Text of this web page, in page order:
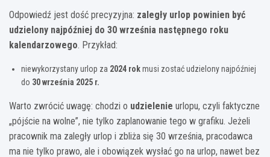
Odpowiedź jest dość precyzyjna: zaległy urlop powinien być
udzielony najpóźniej do 30 września następnego roku
kalendarzowego. Przykład:
niewykorzystany urlop za 2024 rokmusi zostać udzielony najpóźniej
do 30 września 2025 r.
Warto zwrócić uwagę: chodzi o udzielenie urlopu, czyli faktyczne
„pójście na wolne”, nie tylko zaplanowanie tego w grafiku. Jeżeli
pracownik ma zaległy urlop i zbliża się 30 września, pracodawca
ma nie tylko prawo, ale i obowiązek wysłać go na urlop, nawet bez